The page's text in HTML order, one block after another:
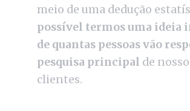
meio de uma dedução
possível termos uma ideia
de quantas pessoas vão
pesquisa principal de
clientes.